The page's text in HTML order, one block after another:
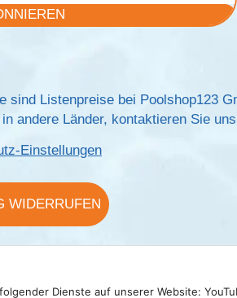
Dienste auf unserer Website:
sind Listenpreise bei Poolshop123
andere Länder, kontaktieren Sie
Einstellungen
WIDERRUFEN